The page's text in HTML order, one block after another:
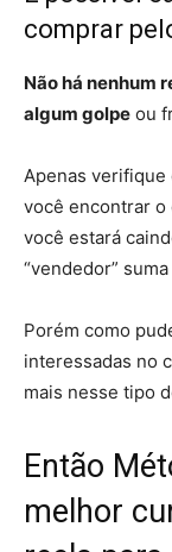
comprar
Não há nenhum
algum golpe ou
Apenas verifique
você encontrar
você estará
“vendedor”
Porém como
interessadas no
mais nesse tipo
Então
melhor